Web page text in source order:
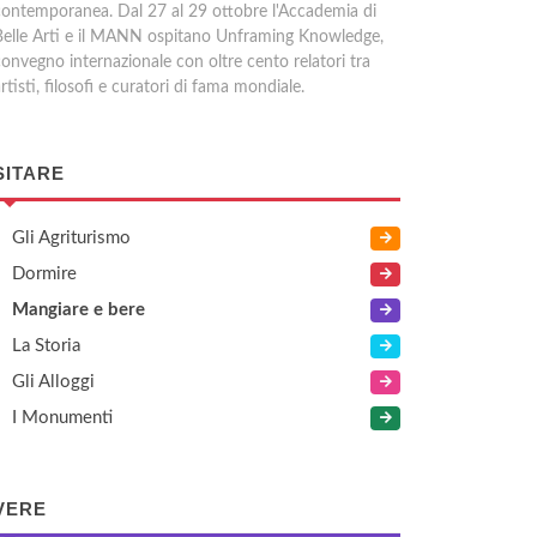
Dal 27 al 29 ottobre l'Accademia di
Arti e il MANN ospitano Unframing Knowledge,
internazionale con oltre cento relatori tra
filosofi e curatori di fama mondiale.
Gli Agriturismo
Dormire
Mangiare e bere
La Storia
Gli Alloggi
I Monumenti